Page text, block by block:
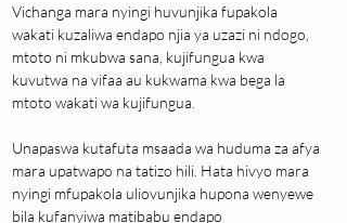
Vichanga mara nyingi huvunjika fupakola
wakati kuzaliwa endapo njia ya uzazi ni ndogo,
mtoto ni mkubwa sana, kujifungua kwa
kuvutwa na vifaa au kukwama kwa bega la
mtoto wakati wa kujifungua.
Unapaswa kutafuta msaada wa huduma za afya
mara upatwapo na tatizo hili. Hata hivyo mara
nyingi mfupakola uliovunjika hupona wenyewe
bila kufanyiwa matibabu endapo